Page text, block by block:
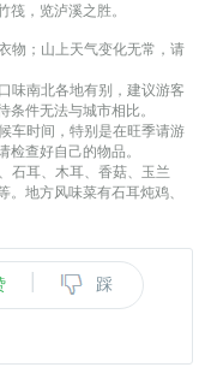
，览泸溪之胜。
物；山上天气变化无常，请
味南北各地有别，建议游客
条件无法与城市相比。
车时间，特别是在旺季请游
检查好自己的物品。
石耳、木耳、香菇、玉兰
地方风味菜有石耳炖鸡、
踩